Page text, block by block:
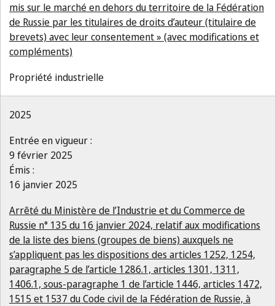
mis sur le marché en dehors du territoire de la Fédération
de Russie par les titulaires de droits d’auteur (titulaire de
brevets) avec leur consentement » (avec modifications et
compléments)
Propriété industrielle
2025
Entrée en vigueur :
9 février 2025
Émis :
16 janvier 2025
Arrêté du Ministère de l’Industrie et du Commerce de
Russie n° 135 du 16 janvier 2024, relatif aux modifications
de la liste des biens (groupes de biens) auxquels ne
s’appliquent pas les dispositions des articles 1252, 1254,
paragraphe 5 de l’article 1286.1, articles 1301, 1311,
1406.1, sous-paragraphe 1 de l’article 1446, articles 1472,
1515 et 1537 du Code civil de la Fédération de Russie, à